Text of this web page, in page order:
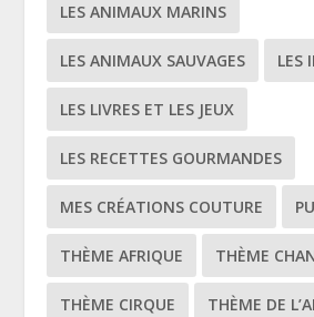
LES ANIMAUX MARINS
LES ANIMAUX SAUVAGES LES
LES LIVRES ET LES JEUX
LES RECETTES GOURMANDES
MES CRÉATIONS COUTURE
THÈME AFRIQUE THÈME
THÈME CIRQUE THÈME DE